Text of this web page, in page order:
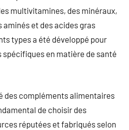
multivitamines, des minéraux,
aminés et des acides gras
types a été développé pour
spécifiques en matière de santé
des compléments alimentaires
de choisir des
réputées et fabriqués selon